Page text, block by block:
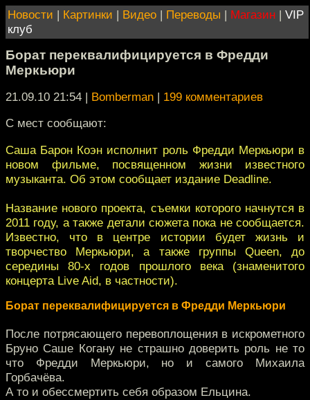
Новости | Картинки | Видео | Переводы | Магазин | VIP
клуб
Борат переквалифицируется в Фредди
Меркьюри
21.09.10 21:54 | Bomberman | 199 комментариев
C мест сообщают:
Саша Барон Коэн исполнит роль Фредди Меркьюри в
новом фильме, посвященном жизни известного
музыканта. Об этом сообщает издание Deadline.
Название нового проекта, съемки которого начнутся в
2011 году, а также детали сюжета пока не сообщается.
Известно, что в центре истории будет жизнь и
творчество Меркьюри, а также группы Queen, до
середины 80-х годов прошлого века (знаменитого
концерта Live Aid, в частности).
Борат переквалифицируется в Фредди Меркьюри
После потрясающего перевоплощения в искрометного
Бруно Саше Когану не страшно доверить роль не то
что Фредди Меркьюри, но и самого Михаила
Горбачёва.
А то и обессмертить себя образом Ельцина.